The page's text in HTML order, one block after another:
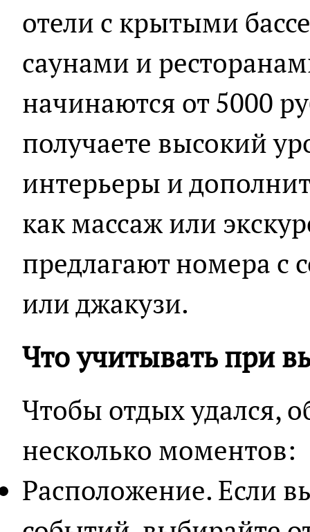
отели с крытыми
саунами и
начинаются от 5000
получаете высокий
интерьеры и
как массаж или
предлагают номера с
или джакузи.
Что учитывать при
Чтобы отдых удался,
несколько моментов:
Расположение. Если